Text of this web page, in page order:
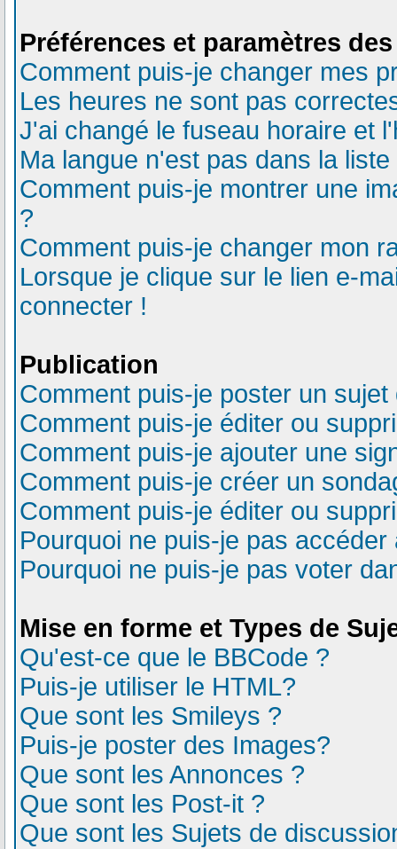
Préférences et paramètres
Comment puis-je changer mes
Les heures ne sont pas
J'ai changé le fuseau horaire et
Ma langue n'est pas dans la liste
Comment puis-je montrer une
?
Comment puis-je changer mon
Lorsque je clique sur le lien e-
connecter !
Publication
Comment puis-je poster un
Comment puis-je éditer ou
Comment puis-je ajouter une
Comment puis-je créer un
Comment puis-je éditer ou
Pourquoi ne puis-je pas accéder
Pourquoi ne puis-je pas voter
Mise en forme et Types de
Qu'est-ce que le BBCode ?
Puis-je utiliser le HTML?
Que sont les Smileys ?
Puis-je poster des Images?
Que sont les Annonces ?
Que sont les Post-it ?
Que sont les Sujets de